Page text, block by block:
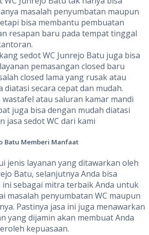
masalah penyumbatan maupun
bisa membantu pembuatan
resapan baru pada tempat tinggal
sedot WC Junrejo Batu juga bisa
pemasangan closed baru
closed lama yang rusak atau
diatasi secara cepat dan mudah.
wastafel atau saluran kamar mandi
juga bisa dengan mudah diatasi
jasa sedot WC dari kami
Batu Memberi Manfaat
jenis layanan yang ditawarkan oleh
Batu, selanjutnya Anda bisa
sebagai mitra terbaik Anda untuk
masalah penyumbatan WC maupun
Pastinya jasa ini juga menawarkan
yang dijamin akan membuat Anda
kepuasaan.